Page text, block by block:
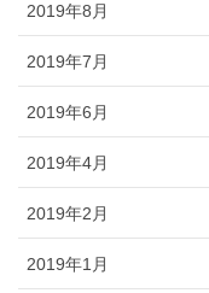
2019年8月
2019年7月
2019年6月
2019年4月
2019年2月
2019年1月